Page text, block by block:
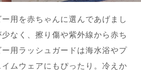
用を赤ちゃんに選んであげまし
なく、擦り傷や紫外線から赤ち
用ラッシュガードは海水浴やプ
ムウェアにもぴったり。冷えか